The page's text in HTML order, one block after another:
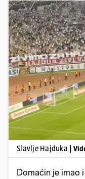
Slavlje Hajduka |
Domaćin je imao